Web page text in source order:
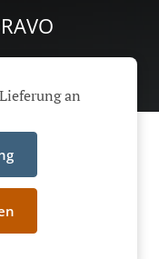
an